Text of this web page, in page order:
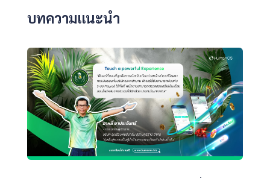
บทความแนะนำ